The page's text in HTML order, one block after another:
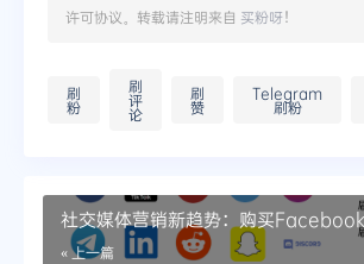
许可协议。转载请注明来自 买粉呀！
刷
粉
刷
评
论
刷
赞
Telegram
刷粉
社交媒体营销新趋势：购买
害关系
« 上一篇